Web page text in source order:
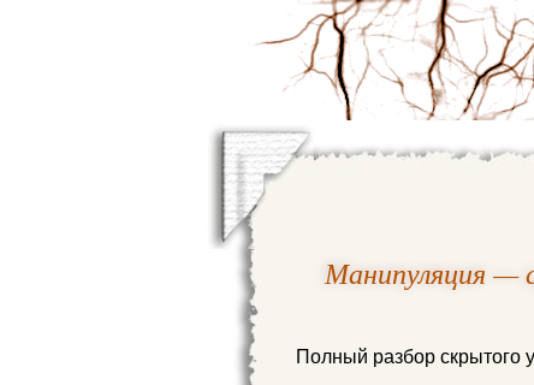
Манипуляция —
Полный разбор скрытого